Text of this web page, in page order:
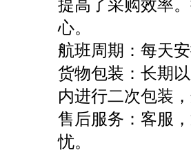
提高了采购效率
心。
航班周期：每天
货物包装：长期
内进行二次包装
售后服务：客服
忧。